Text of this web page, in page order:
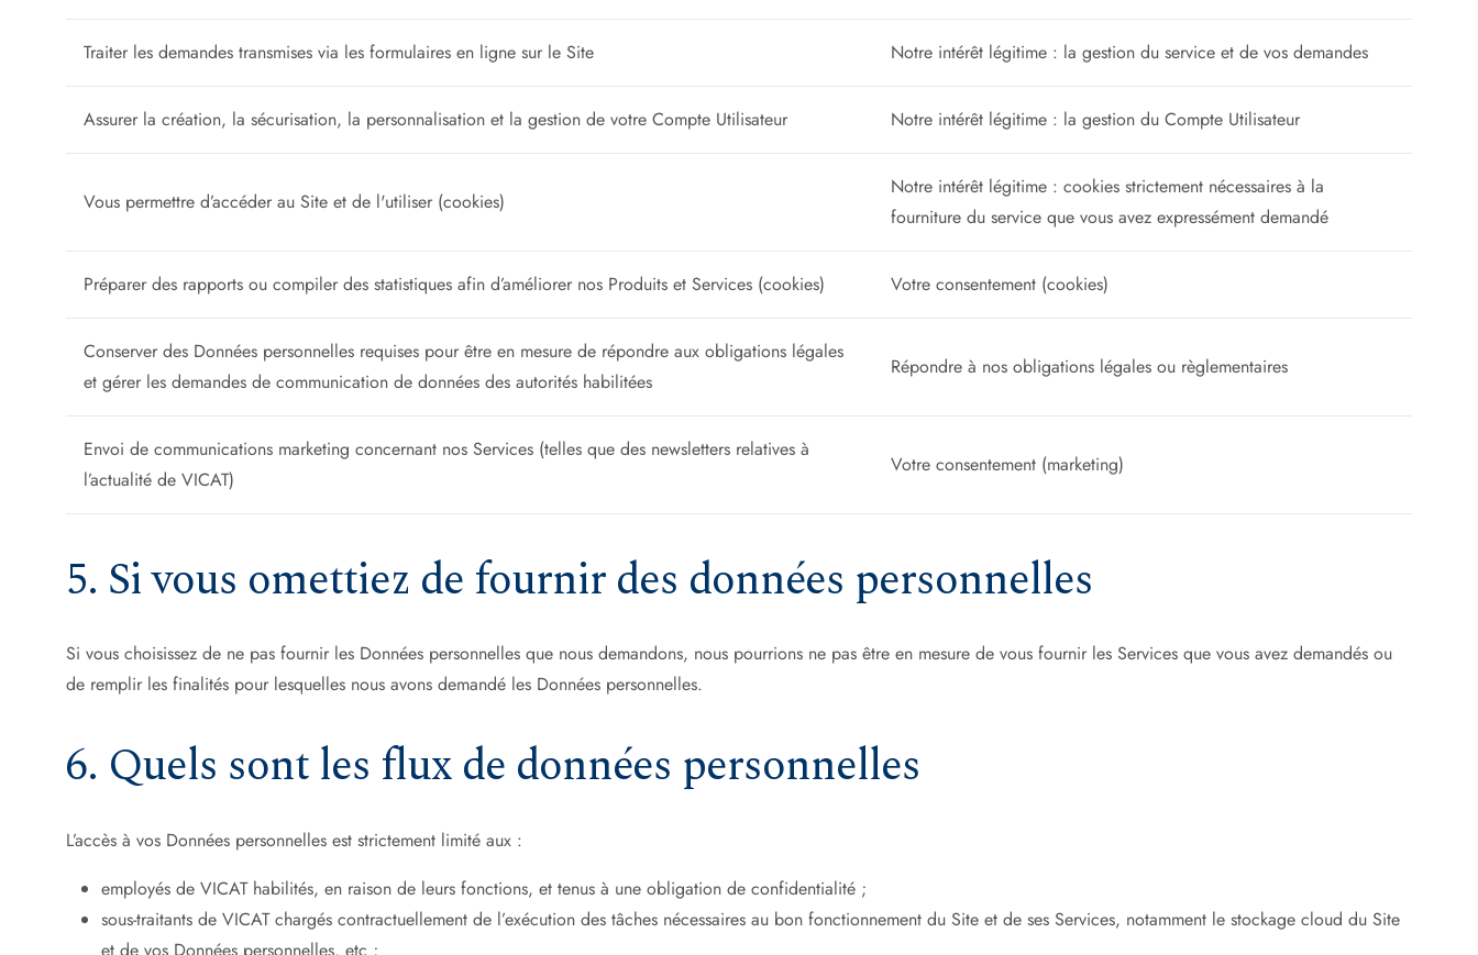
Traiter les demandes transmises via les formulaires en ligne sur le Site Notre intérêt légitime : la gestion du service et de vos demandes
Assurer la création, la sécurisation, la personnalisation et la gestion de votre Compte Utilisateur Notre intérêt légitime : la gestion du Compte Utilisateur
Vous permettre d’accéder au Site et de l'utiliser (cookies)
Notre intérêt légitime : cookies strictement nécessaires à la
fourniture du service que vous avez expressément demandé
Préparer des rapports ou compiler des statistiques afin d’améliorer nos Produits et Services (cookies) Votre consentement (cookies)
Conserver des Données personnelles requises pour être en mesure de répondre aux obligations légales
et gérer les demandes de communication de données des autorités habilitées
Répondre à nos obligations légales ou règlementaires
Envoi de communications marketing concernant nos Services (telles que des newsletters relatives à
l’actualité de VICAT)
Votre consentement (marketing)
5. Si vous omettiez de fournir des données personnelles
Si vous choisissez de ne pas fournir les Données personnelles que nous demandons, nous pourrions ne pas être en mesure de vous fournir les Services que vous avez demandés ou
de remplir les finalités pour lesquelles nous avons demandé les Données personnelles.
6. Quels sont les flux de données personnelles
L’accès à vos Données personnelles est strictement limité aux :
employés de VICAT habilités, en raison de leurs fonctions, et tenus à une obligation de confidentialité ;
sous-traitants de VICAT chargés contractuellement de l’exécution des tâches nécessaires au bon fonctionnement du Site et de ses Services, notamment le stockage cloud du Site
et de vos Données personnelles, etc ;